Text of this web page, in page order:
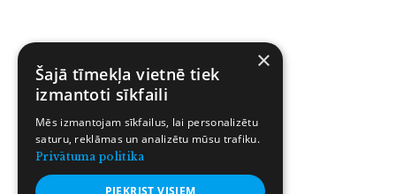
×
Šajā tīmekļa vietnē tiek
izmantoti sīkfaili
Mēs izmantojam sīkfailus, lai personalizētu
saturu, reklāmas un analizētu mūsu trafiku.
Privātuma politika
PIEKRIST VISIEM